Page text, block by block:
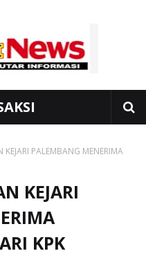
KEJARI PALEMBANG MENERIMA
KEJARI
KPK